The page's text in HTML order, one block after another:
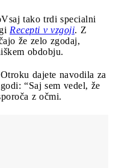
Vsaj tako trdi specialni
Recepti v vzgoji. Z
že zelo zgodaj,
obdobju.
dajete navodila za
“Saj sem vedel, že
z očmi.